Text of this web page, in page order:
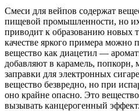
Смеси для вейпов содержат
пищевой промышленности, но их
приводит к образованию новых
качестве яркого примера можно
вещество как диацетил —
добавляют в карамель,
заправки для электронных
вещество безвредно, но при
оно крайне опасно. Это
вызывать канцерогенный эффект.